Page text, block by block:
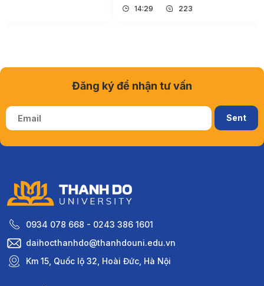
0934 078 668 - 0243 386 1601
daihocthanhdo@thanhdouni.edu.vn
Km 15, Quốc lộ 32, Hoài Đức, Hà Nội
Đăng ký để nhận tư vấn